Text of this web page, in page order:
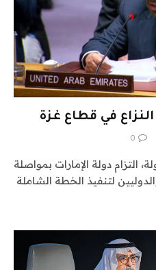
النزاع في قطاع غزة
0
التزام دولة الإمارات بمواصلة
لتنفيذ الخطة الشاملة